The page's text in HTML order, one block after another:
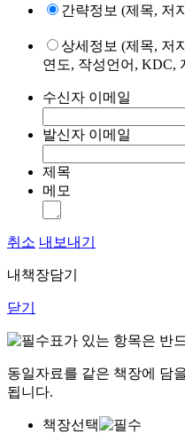
간략정보 (제목, 저
상세정보 (제목, 저
연도, 작성언어, KDC,
수신자 이메일
발신자 이메일
제목
메모
취소 내보내기
내책장담기
닫기
표가 있는 항목은 반
동일자료를 같은 책장에 담
됩니다.
책장선택